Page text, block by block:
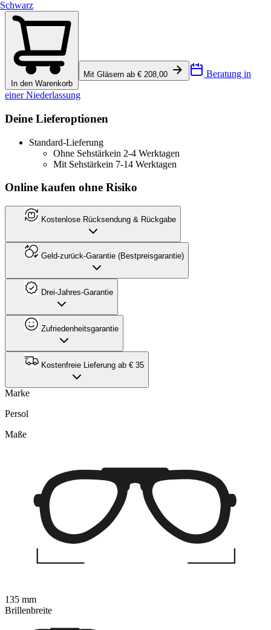
Schwarz
In den Warenkorb
Mit Gläsern ab € 208,00 Beratung in
einer Niederlassung
Deine Lieferoptionen
Standard-Lieferung
Ohne Sehstärkein 2-4 Werktagen
Mit Sehstärkein 7-14 Werktagen
Online kaufen ohne Risiko
Kostenlose Rücksendung & Rückgabe
Geld-zurück-Garantie (Bestpreisgarantie)
Drei-Jahres-Garantie
Zufriedenheitsgarantie
Kostenfreie Lieferung ab € 35
Marke
Persol
Maße
135 mm
Brillenbreite